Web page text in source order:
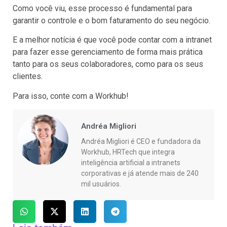
Como você viu, esse processo é fundamental para
garantir o controle e o bom faturamento do seu negócio.
E a melhor notícia é que você pode contar com a intranet
para fazer esse gerenciamento de forma mais prática
tanto para os seus colaboradores, como para os seus
clientes.
Para isso, conte com a Workhub!
Andréa Migliori
Andréa Migliori é CEO e fundadora da
Workhub, HRTech que integra
inteligência artificial a intranets
corporativas e já atende mais de 240
mil usuários.